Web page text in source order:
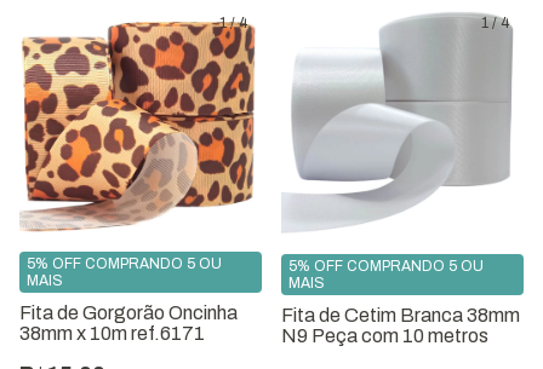
1/4
Fita de Gorgorão Oncinha
38mm x 10m ref.6171
5% OFF COMPRANDO 5 OU
MAIS
1/4
Fita de Cetim Branca 38mm
N9 Peça com 10 metros
5% OFF COMPRANDO 5 OU
MAIS